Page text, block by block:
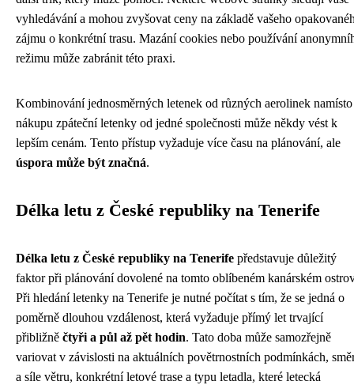
vyhledávání a mohou zvyšovat ceny na základě vašeho
zájmu o konkrétní trasu. Mazání cookies nebo používání
režimu může zabránit této praxi.
Kombinování jednosměrných letenek od různých aerolinek namísto
nákupu zpáteční letenky od jedné společnosti může někdy vést k
lepším cenám. Tento přístup vyžaduje více času na plánování, ale
úspora může být značná.
Délka letu z České republiky na Tenerife
Délka letu z České republiky na Tenerife představuje důležitý
faktor při plánování dovolené na tomto oblíbeném kanárském
Při hledání letenky na Tenerife je nutné počítat s tím, že se jedná o
poměrně dlouhou vzdálenost, která vyžaduje přímý let trvající
přibližně čtyři a půl až pět hodin. Tato doba může samozřejně
variovat v závislosti na aktuálních povětrnostních podmínkách,
a síle větru, konkrétní letové trase a typu letadla, které letecká